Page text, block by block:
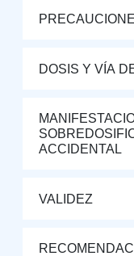
DOSIS Y VÍA
ACCIDENTAL
VALIDEZ